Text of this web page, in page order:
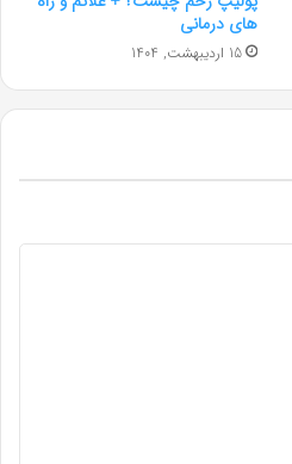
های درمانی
15 اردیبهشت, 1404